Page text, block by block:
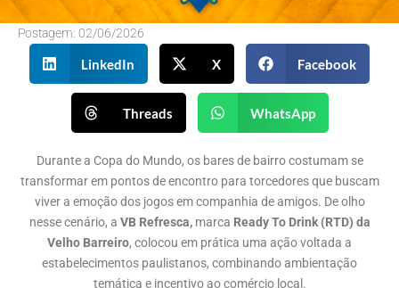
Postagem: 02/06/2026
LinkedIn X Facebook
Threads WhatsApp
Durante a Copa do Mundo, os bares de bairro costumam se
transformar em pontos de encontro para torcedores que buscam
viver a emoção dos jogos em companhia de amigos. De olho
nesse cenário, a VB Refresca,marca Ready To Drink (RTD) da
Velho Barreiro, colocou em prática uma ação voltada a
estabelecimentos paulistanos, combinando ambientação
temática e incentivo ao comércio local.